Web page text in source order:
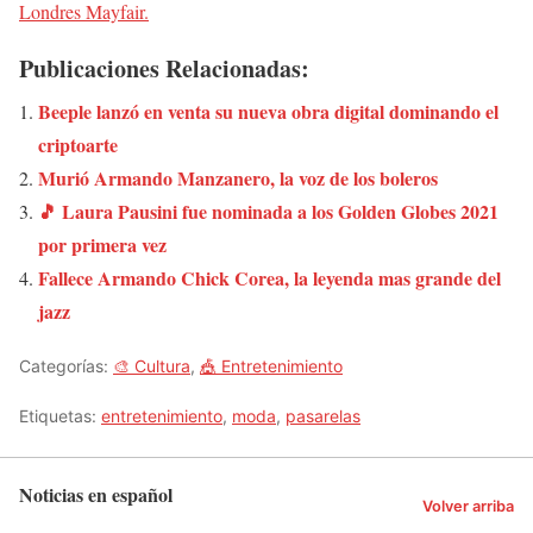
Londres Mayfair.
Publicaciones Relacionadas:
Beeple lanzó en venta su nueva obra digital dominando el
criptoarte
Murió Armando Manzanero, la voz de los boleros
🎵 Laura Pausini fue nominada a los Golden Globes 2021
por primera vez
Fallece Armando Chick Corea, la leyenda mas grande del
jazz
Categorías: 🎨 Cultura, 🎪 Entretenimiento
Etiquetas: entretenimiento, moda, pasarelas
Noticias en español Volver arriba